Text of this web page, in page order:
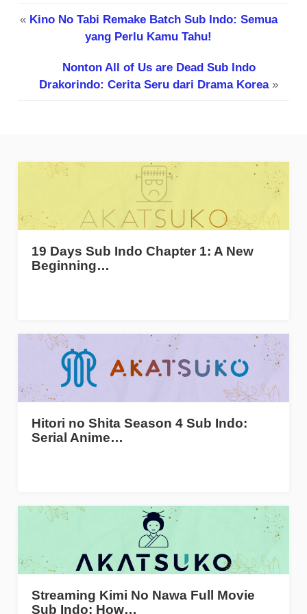
« Kino No Tabi Remake Batch Sub Indo: Semua
yang Perlu Kamu Tahu!
Nonton All of Us are Dead Sub Indo
Drakorindo: Cerita Seru dari Drama Korea»
19 Days Sub Indo Chapter 1: A New
Beginning…
Hitori no Shita Season 4 Sub Indo:
Serial Anime…
Streaming Kimi No Nawa Full Movie
Sub Indo: How…